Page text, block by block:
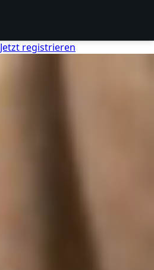
Jetzt registrieren